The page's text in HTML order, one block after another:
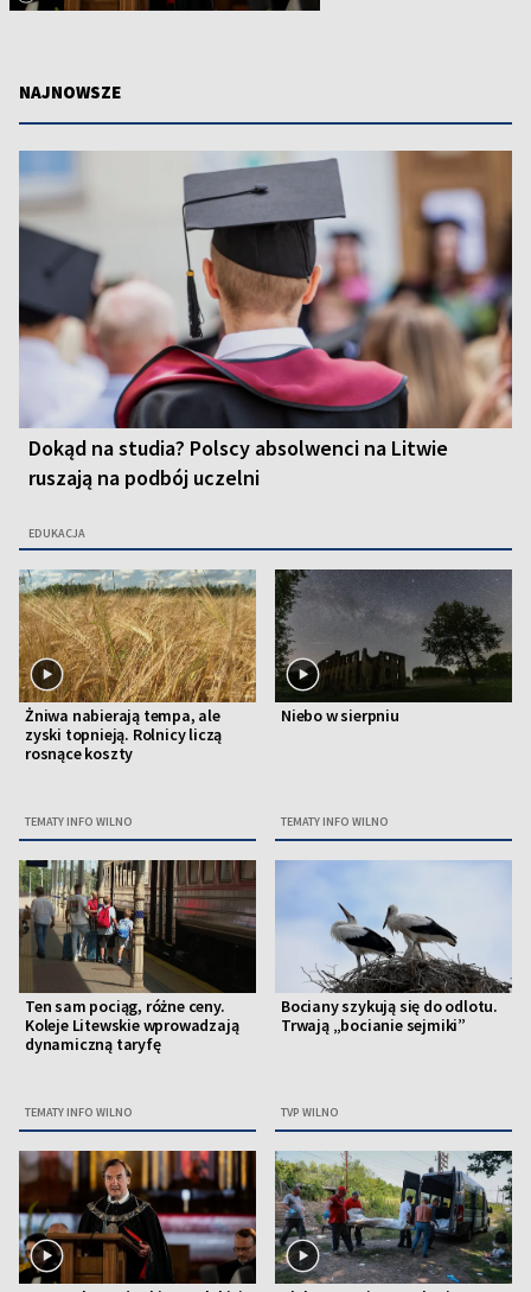
NAJNOWSZE
Dokąd na studia? Polscy absolwenci na Litwie
ruszają na podbój uczelni
EDUKACJA
Żniwa nabierają tempa, ale
zyski topnieją. Rolnicy liczą
rosnące koszty
TEMATY INFO WILNO
Niebo w sierpniu
TEMATY INFO WILNO
Ten sam pociąg, różne ceny.
Koleje Litewskie wprowadzają
dynamiczną taryfę
TEMATY INFO WILNO
Bociany szykują się do odlotu.
Trwają „bocianie sejmiki”
TVP WILNO